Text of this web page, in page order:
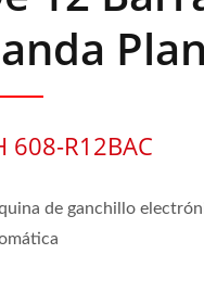
608-R12BAC
de ganchillo